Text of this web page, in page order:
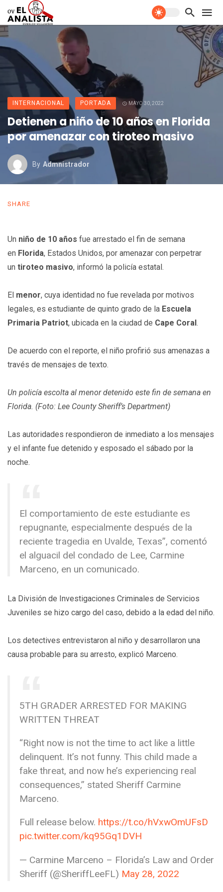
INTERNACIONAL PORTADA MAYO 30, 2022
Detienen a niño de 10 años en Florida
por amenazar con tiroteo masivo
By Admnistrador
SHARE
Un niño de 10 años fue arrestado el fin de semana
en Florida, Estados Unidos, por amenazar con perpetrar
un tiroteo masivo, informó la policía estatal.
El menor, cuya identidad no fue revelada por motivos
legales, es estudiante de quinto grado de la Escuela
Primaria Patriot, ubicada en la ciudad de Cape Coral.
De acuerdo con el reporte, el niño profirió sus amenazas a
través de mensajes de texto.
Un policía escolta al menor detenido este fin de semana en
Florida. (Foto: Lee County Sheriff’s Department)
Las autoridades respondieron de inmediato a los mensajes
y el infante fue detenido y esposado el sábado por la
noche.
El comportamiento de este estudiante es
repugnante, especialmente después de la
reciente tragedia en Uvalde, Texas”, comentó
el alguacil del condado de Lee, Carmine
Marceno, en un comunicado.
La División de Investigaciones Criminales de Servicios
Juveniles se hizo cargo del caso, debido a la edad del niño.
Los detectives entrevistaron al niño y desarrollaron una
causa probable para su arresto, explicó Marceno.
5TH GRADER ARRESTED FOR MAKING
WRITTEN THREAT
“Right now is not the time to act like a little
delinquent. It’s not funny. This child made a
fake threat, and now he’s experiencing real
consequences,” stated Sheriff Carmine
Marceno.
Full release below. https://t.co/hVxwOmUFsD
pic.twitter.com/kq95Gq1DVH
— Carmine Marceno – Florida’s Law and Order
Sheriff (@SheriffLeeFL) May 28, 2022